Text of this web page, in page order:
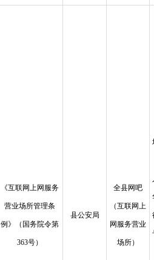
《互联网上网服务
营业场所管理条
例》（国务院令第
363号）
县公安局
全县网吧
（互联网上
网服务营业
场所）